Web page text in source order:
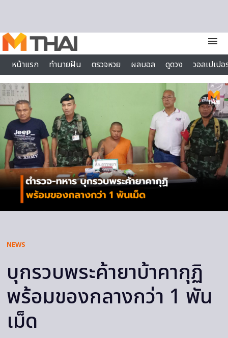
menu
หน้าแรก
ทำนายฝัน ตรวจหวย ผลบอล ดูดวง
วอลเปเป
ไลฟ์สไตล์
NEWS
บุกรวบพระค้ายาบ้าคากุฏิ
พร้อมของกลางกว่า 1 พัน
เม็ด